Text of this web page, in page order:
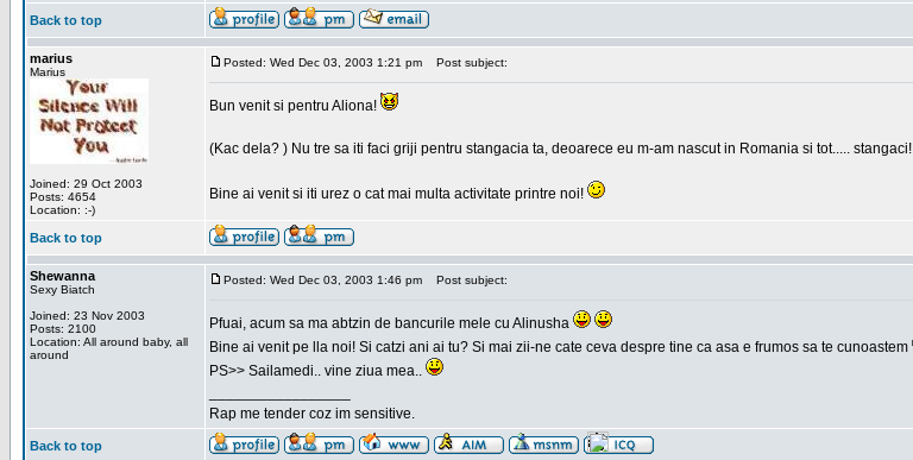
Back to top
marius
Marius
Joined: 29 Oct 2003
Posts: 4654
Location: :-)
Posted: Wed Dec 03, 2003 1:21 pm Post subject:
Bun venit si pentru Aliona!
(Kac dela? ) Nu tre sa iti faci griji pentru stangacia ta, deoarece eu m-am nascut in Romania si tot..... stangaci!
Bine ai venit si iti urez o cat mai multa activitate printre noi!
Back to top
Shewanna
Sexy Biatch
Joined: 23 Nov 2003
Posts: 2100
Location: All around baby, all
around
Posted: Wed Dec 03, 2003 1:46 pm Post subject:
Pfuai, acum sa ma abtzin de bancurile mele cu Alinusha
Bine ai venit pe lla noi! Si catzi ani ai tu? Si mai zii-ne cate ceva despre tine ca asa e frumos sa te cunoastem
PS>> Sailamedi.. vine ziua mea..
Rap me tender coz im sensitive.
Back to top